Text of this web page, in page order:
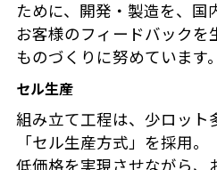
ために、開発・製造を、国
お客様のフィードバックを
ものづくりに努めています。
セル生産
組み立て工程は、少ロット
「セル生産方式」を採用。
低価格を実現させながら、